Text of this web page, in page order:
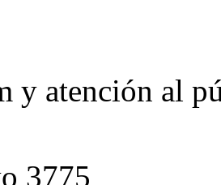
y atención al
3775